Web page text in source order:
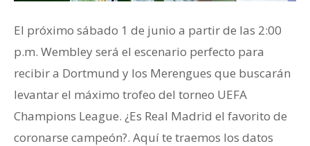
El próximo sábado 1 de junio a partir de las 2:00
p.m. Wembley será el escenario perfecto para
recibir a Dortmund y los Merengues que buscarán
levantar el máximo trofeo del torneo UEFA
Champions League. ¿Es Real Madrid el favorito de
coronarse campeón?. Aquí te traemos los datos